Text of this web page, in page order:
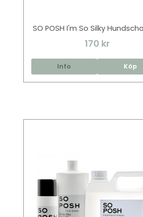
SO POSH I'm So Silky
170 kr
Info Köp